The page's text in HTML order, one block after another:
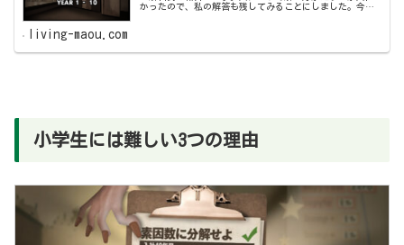
かったので、私の解答も残してみることにしました。今回
living-maou.com
小学生には難しい3つの理由